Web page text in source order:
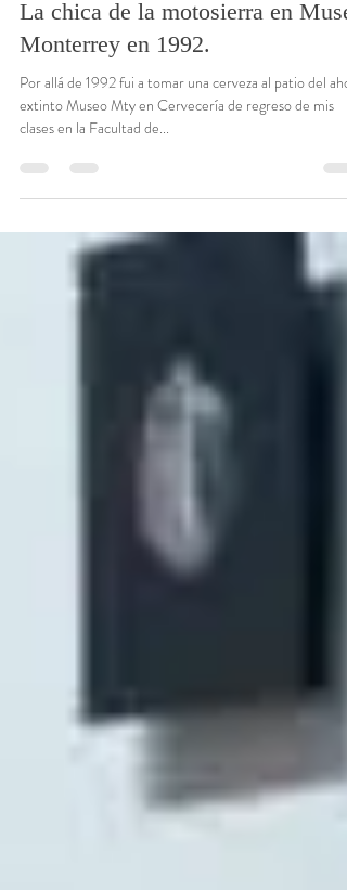
Miguel Rodriguez Sepulveda
9 mar 2025
2 min de lectura
La chica de la motosierra en
Monterrey en 1992.
extinto Museo Mty en Cervecería de regreso de mis
clases en la Facultad de...